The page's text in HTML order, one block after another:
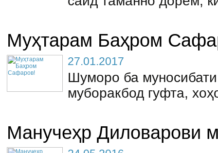
Муҳтарам Баҳром
27.01.2017
Шуморо ба
муборакбод гуфта,
Манучеҳр Диловарови